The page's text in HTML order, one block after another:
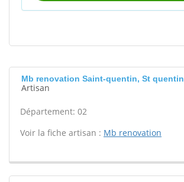
Mb renovation Saint-quentin, St quentin
Artisan
Département: 02
Voir la fiche artisan : Mb renovation